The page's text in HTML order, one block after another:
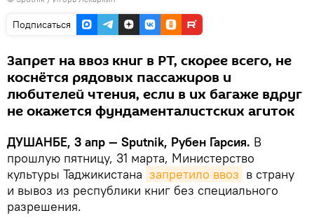
Подписаться
Запрет на ввоз книг в РТ, скорее всего, не
коснётся рядовых пассажиров и
любителей чтения, если в их багаже вдруг
не окажется фундаменталистских агиток
ДУШАНБЕ, 3 апр — Sputnik, Рубен Гарсия. В
прошлую пятницу, 31 марта, Министерство
культуры Таджикистана запретило ввоз в страну
и вывоз из республики книг без специального
разрешения.